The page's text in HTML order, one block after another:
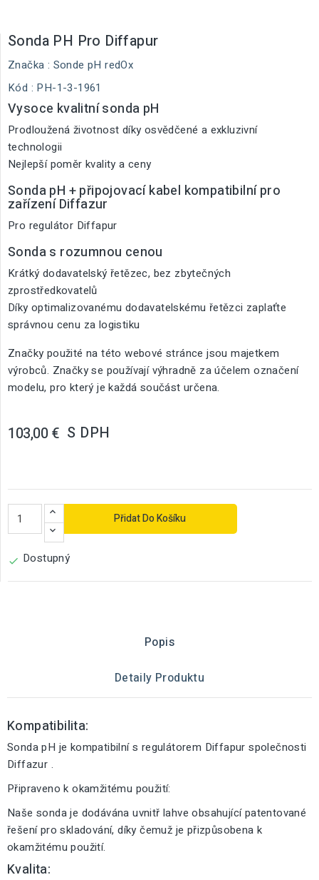
Sonda PH Pro Diffapur
Značka : Sonde pH redOx
Kód : PH-1-3-1961
Vysoce kvalitní sonda pH
Prodloužená životnost díky osvědčené a exkluzivní
technologii
Nejlepší poměr kvality a ceny
Sonda pH + připojovací kabel kompatibilní pro
zařízení Diffazur
Pro regulátor Diffapur
Sonda s rozumnou cenou
Krátký dodavatelský řetězec, bez zbytečných
zprostředkovatelů
Díky optimalizovanému dodavatelskému řetězci zaplaťte
správnou cenu za logistiku
Značky použité na této webové stránce jsou majetkem
výrobců. Značky se používají výhradně za účelem označení
modelu, pro který je každá součást určena.
103,00 € S DPH
Přidat Do Košíku
 Dostupný
Popis
Detaily Produktu
Kompatibilita:
Sonda pH je kompatibilní s regulátorem Diffapur společnosti
Diffazur .
Připraveno k okamžitému použití:
Naše sonda je dodávána uvnitř lahve obsahující patentované
řešení pro skladování, díky čemuž je přizpůsobena k
okamžitému použití.
Kvalita: